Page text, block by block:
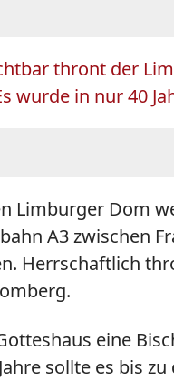
thront der
wurde in nur 40
Limburger Dom
A3 zwischen
Herrschaftlich
eine
sollte es bis